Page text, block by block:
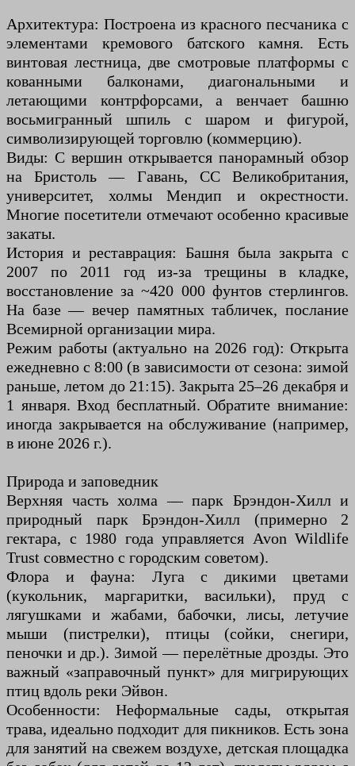
Архитектура: Построена из красного песчаника с
элементами кремового батского камня. Есть
винтовая лестница, две смотровые платформы с
кованными балконами, диагональными и
летающими контрфорсами, а венчает башню
восьмигранный шпиль с шаром и фигурой,
символизирующей торговлю (коммерцию).
Виды: С вершин открывается панорамный обзор
на Бристоль — Гавань, СС Великобритания,
университет, холмы Мендип и окрестности.
Многие посетители отмечают особенно красивые
закаты.
История и реставрация: Башня была закрыта с
2007 по 2011 год из-за трещины в кладке,
восстановление за ~420 000 фунтов стерлингов.
На базе — вечер памятных табличек, послание
Всемирной организации мира.
Режим работы (актуально на 2026 год): Открыта
ежедневно с 8:00 (в зависимости от сезона: зимой
раньше, летом до 21:15). Закрыта 25–26 декабря и
1 января. Вход бесплатный. Обратите внимание:
иногда закрывается на обслуживание (например,
в июне 2026 г.).
Природа и заповедник
Верхняя часть холма — парк Брэндон-Хилл и
природный парк Брэндон-Хилл (примерно 2
гектара, с 1980 года управляется Avon Wildlife
Trust совместно с городским советом).
Флора и фауна: Луга с дикими цветами
(кукольник, маргаритки, васильки), пруд с
лягушками и жабами, бабочки, лисы, летучие
мыши (пистрелки), птицы (сойки, снегири,
пеночки и др.). Зимой — перелётные дрозды. Это
важный «заправочный пункт» для мигрирующих
птиц вдоль реки Эйвон.
Особенности: Неформальные сады, открытая
трава, идеально подходит для пикников. Есть зона
для занятий на свежем воздухе, детская площадка